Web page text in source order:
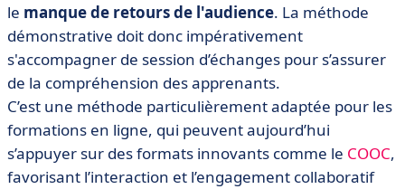
le manque de retours de l'audience. La méthode
démonstrative doit donc impérativement
s'accompagner de session d’échanges pour s’assurer
de la compréhension des apprenants.
C’est une méthode particulièrement adaptée pour les
formations en ligne, qui peuvent aujourd’hui
s’appuyer sur des formats innovants comme le COOC,
favorisant l’interaction et l’engagement collaboratif